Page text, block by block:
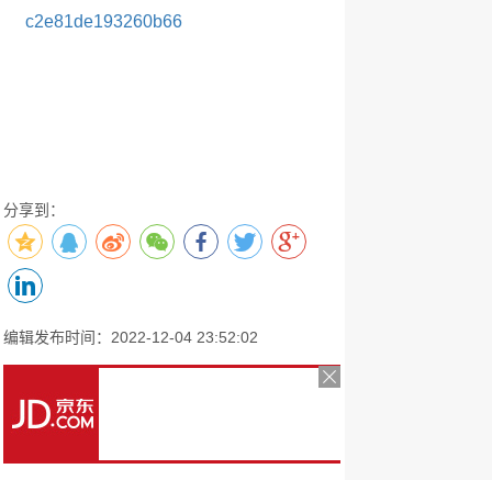
c2e81de193260b66
分享到：
编辑发布时间：2022-12-04 23:52:02